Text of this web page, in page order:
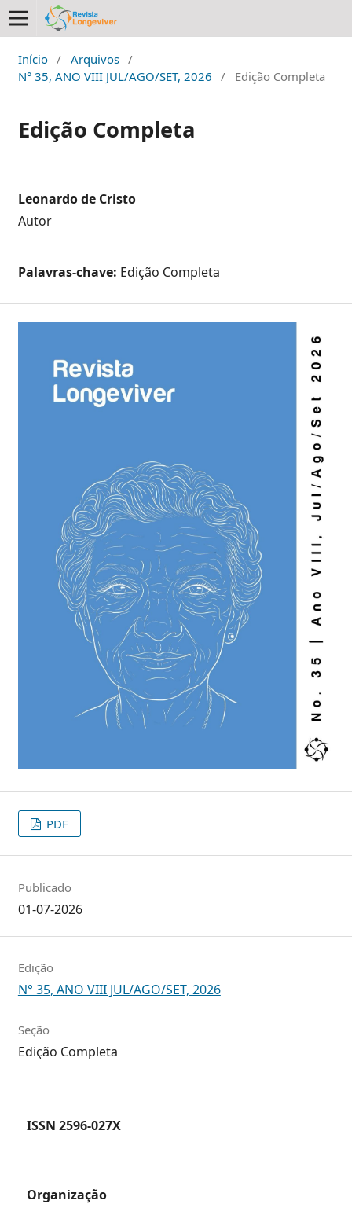
Início / Arquivos /
N° 35, ANO VIII JUL/AGO/SET, 2026
/ Edição Completa
Edição Completa
Leonardo de Cristo
Autor
Palavras-chave: Edição Completa
PDF
Publicado
01-07-2026
Edição
N° 35, ANO VIII JUL/AGO/SET, 2026
Seção
Edição Completa
ISSN 2596-027X
Organização